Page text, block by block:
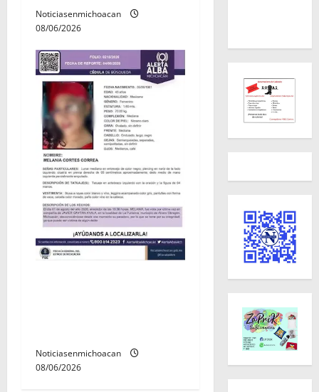
Noticiasenmichoacan
08/06/2026
Noticiasenmichoacan
08/06/2026